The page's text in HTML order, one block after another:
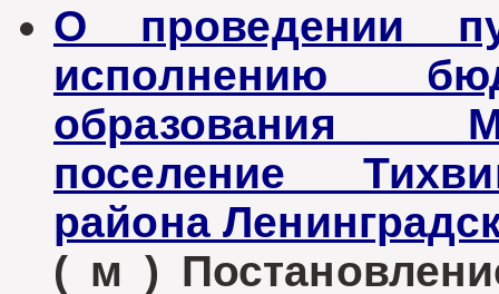
О проведении
исполнению
образования
поселение
района
( м )